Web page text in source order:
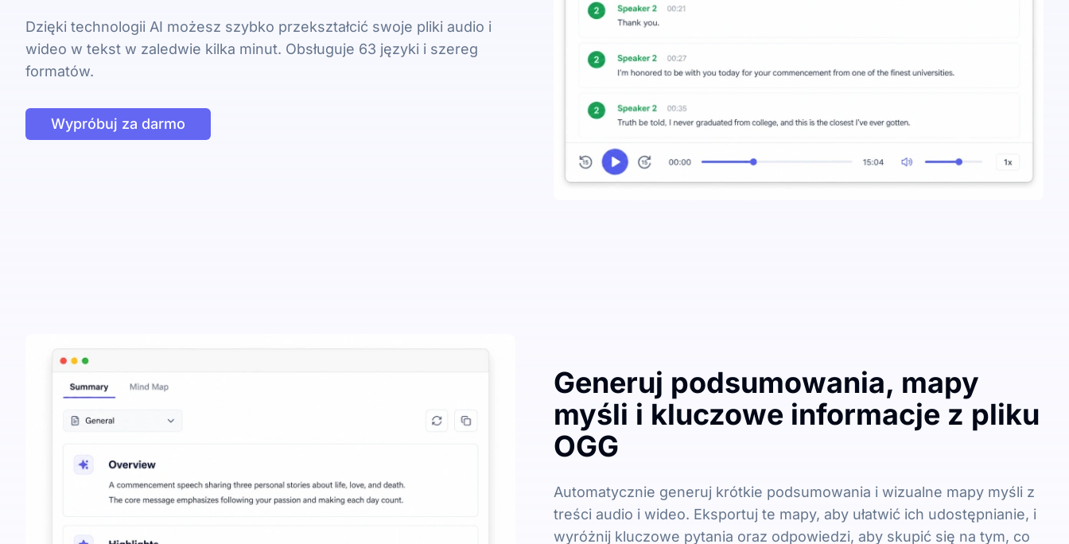
Dzięki technologii AI możesz szybko przekształcić swoje pliki audio i
wideo w tekst w zaledwie kilka minut. Obsługuje 63 języki i szereg
formatów.
Wypróbuj za darmo
Generuj podsumowania, mapy
myśli i kluczowe informacje z pliku
OGG
Automatycznie generuj krótkie podsumowania i wizualne mapy myśli z
treści audio i wideo. Eksportuj te mapy, aby ułatwić ich udostępnianie, i
wyróżnij kluczowe pytania oraz odpowiedzi, aby skupić się na tym, co